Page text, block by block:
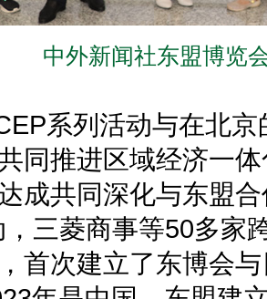
中外新闻社东盟博览
系列活动与在北京
同推进区域经济一
成共同深化与东盟
，三菱商事等50多家
首次建立了东博会